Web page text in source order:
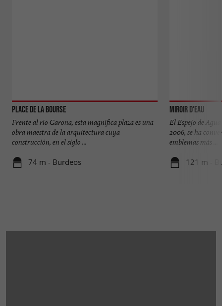
Place de la Bourse
Frente al río Garona, esta magnífica plaza es una
obra maestra de la arquitectura cuya
construcción, en el siglo ...
74 m - Burdeos
Miroir d'eau
El Espejo de
2006, se ha
emblemas más ...
121 m -